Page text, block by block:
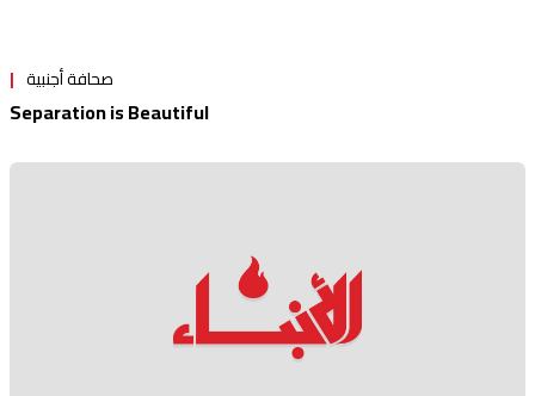
صحافة أجنبية
Separation is Beautiful